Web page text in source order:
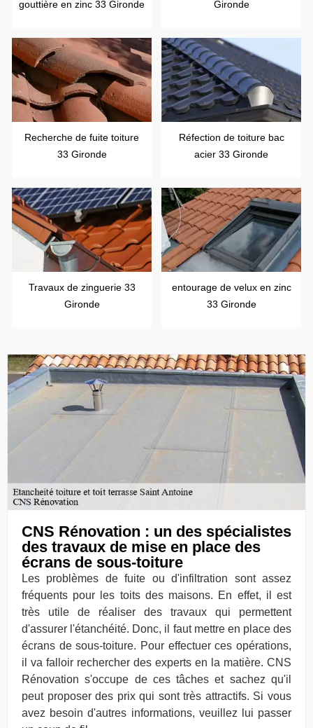
gouttière en zinc 33 Gironde
Gironde
Recherche de fuite toiture
33 Gironde
Réfection de toiture bac
acier 33 Gironde
Travaux de zinguerie 33
Gironde
entourage de velux en zinc
33 Gironde
CNS Rénovation : un des spécialistes
des travaux de mise en place des
écrans de sous-toiture
Les problèmes de fuite ou d'infiltration sont assez
fréquents pour les toits des maisons. En effet, il est
très utile de réaliser des travaux qui permettent
d'assurer l'étanchéité. Donc, il faut mettre en place des
écrans de sous-toiture. Pour effectuer ces opérations,
il va falloir rechercher des experts en la matière. CNS
Rénovation s'occupe de ces tâches et sachez qu'il
peut proposer des prix qui sont très attractifs. Si vous
avez besoin d'autres informations, veuillez lui passer